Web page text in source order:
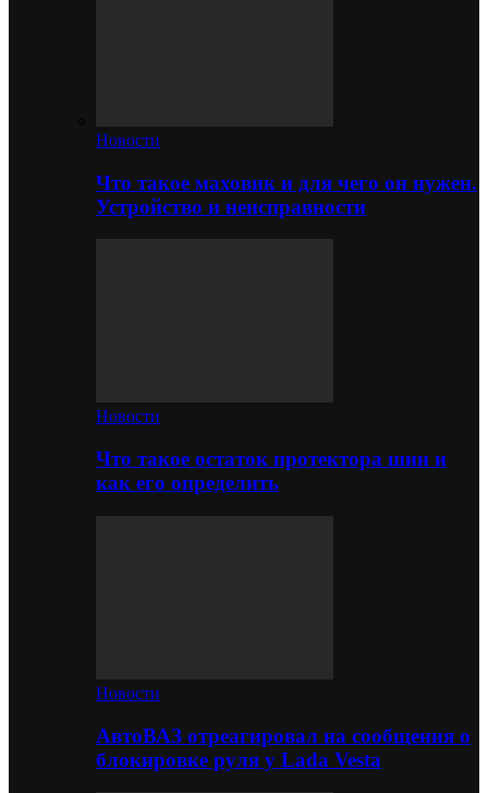
Новости
Что такое маховик и для чего он нужен.
Устройство и неисправности
Новости
Что такое остаток протектора шин и
как его определить
Новости
АвтоВАЗ отреагировал на сообщения о
блокировке руля у Lada Vesta